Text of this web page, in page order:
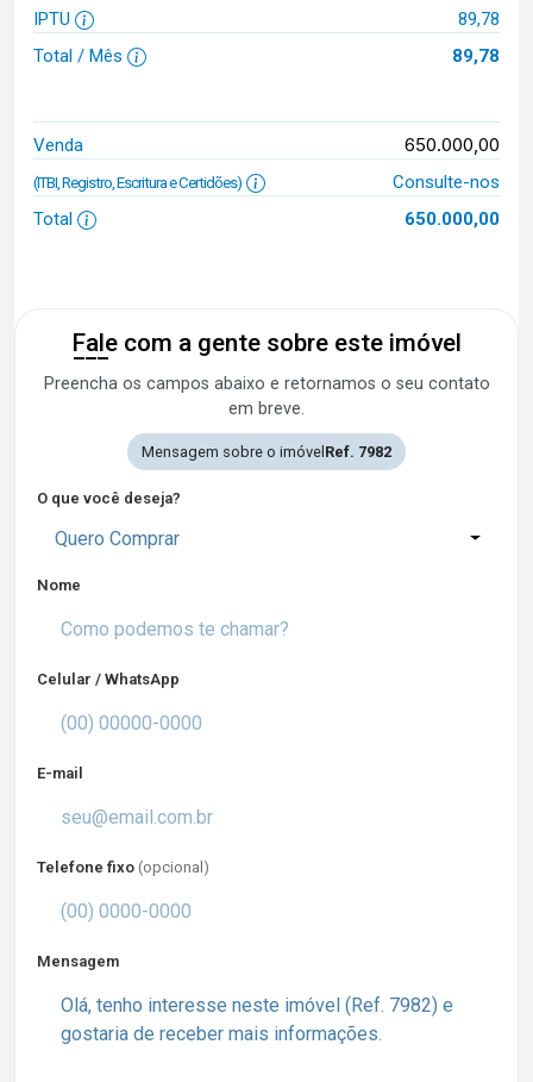
IPTU
89,78
Total / Mês
89,78
Venda 650.000,00
(ITBI, Registro, Escritura e Certidões)
Consulte-nos
Total
650.000,00
Fale com a gente sobre este imóvel
Preencha os campos abaixo e retornamos o seu contato
em breve.
Mensagem sobre o imóvelRef. 7982
O que você deseja?
Quero Comprar
Nome
Celular / WhatsApp
E-mail
Telefone fixo (opcional)
Mensagem